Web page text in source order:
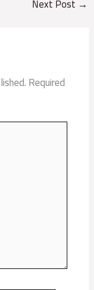
Next Post →
Required